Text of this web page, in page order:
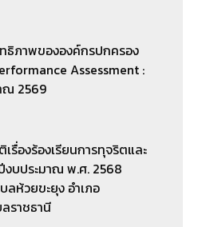
ธิภาพขององค์กรปกครอง
Assessment :
ณ 2569
รื่องร้องเรียนการทุจริตและ
งบประมาณ พ.ศ. 2568
ลห้วยขะยุง อำเภอ
ราชธานี